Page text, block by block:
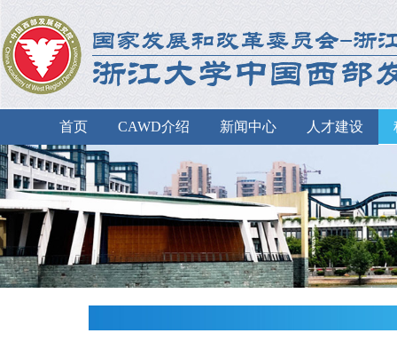
首页 CAWD介绍 新闻中心 人才建设